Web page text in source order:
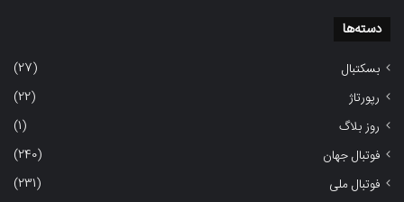
دسته‌ها
بسکتبال
(27)
رپورتاژ
(22)
روز بلاگ
(1)
فوتبال جهان
(240)
فوتبال ملی
(231)